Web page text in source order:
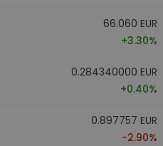
66.060 EUR
+3.30%
0.284340000 EUR
+0.40%
0.897757 EUR
-2.90%